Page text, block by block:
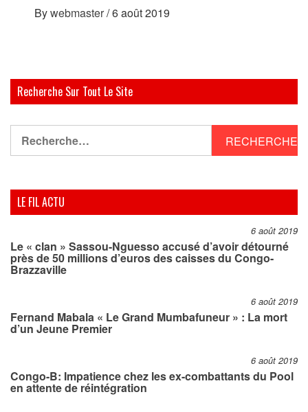
Bywebmaster/6 août 2019
Recherche Sur Tout Le Site
LE FIL ACTU
6 août 2019
Le « clan » Sassou-Nguesso accusé d’avoir détourné
près de 50 millions d’euros des caisses du Congo-
Brazzaville
6 août 2019
Fernand Mabala « Le Grand Mumbafuneur » : La mort
d’un Jeune Premier
6 août 2019
Congo-B: Impatience chez les ex-combattants du Pool
en attente de réintégration